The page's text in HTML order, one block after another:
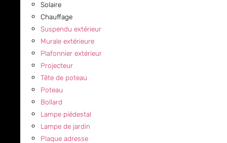
Solaire
Chauffage
Suspendu extérieur
Murale extérieure
Plafonnier extérieur
Projecteur
Tête de poteau
Poteau
Bollard
Lampe piédestal
Lampe de jardin
Plaque adresse